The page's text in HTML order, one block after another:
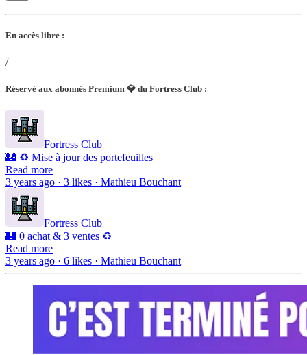
En accès libre :
/
Réservé aux abonnés Premium 💎 du Fortress Club :
Fortress Club
🏰 ♻️ Mise à jour des portefeuilles
Read more
3 years ago · 3 likes · Mathieu Bouchant
Fortress Club
🏰 0 achat & 3 ventes ♻️
Read more
3 years ago · 6 likes · Mathieu Bouchant